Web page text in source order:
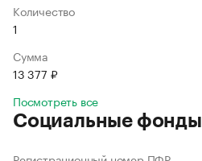
Количество
1
Сумма
13 377 ₽
Посмотреть все
Социальные фонды